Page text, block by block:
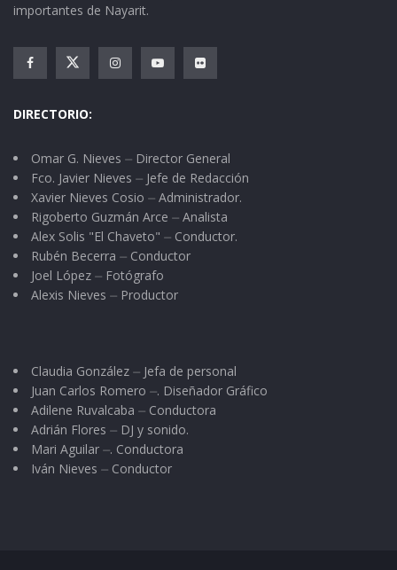
importantes de Nayarit.
DIRECTORIO:
Omar G. Nieves ⏤ Director General
Fco. Javier Nieves ⏤ Jefe de Redacción
Xavier Nieves Cosio ⏤ Administrador.
Rigoberto Guzmán Arce ⏤ Analista
Alex Solis "El Chaveto" ⏤ Conductor.
Rubén Becerra ⏤ Conductor
Joel López ⏤ Fotógrafo
Alexis Nieves ⏤ Productor
Claudia González ⏤ Jefa de personal
Juan Carlos Romero ⏤. Diseñador Gráfico
Adilene Ruvalcaba ⏤ Conductora
Adrián Flores ⏤ DJ y sonido.
Mari Aguilar ⏤. Conductora
Iván Nieves ⏤ Conductor